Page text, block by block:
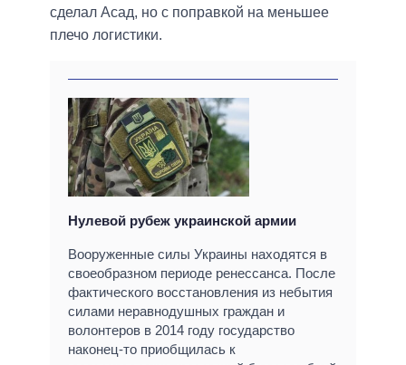
сделал Асад, но с поправкой на меньшее
плечо логистики.
Нулевой рубеж украинской армии
Вооруженные силы Украины находятся в
своеобразном периоде ренессанса. После
фактического восстановления из небытия
силами неравнодушных граждан и
волонтеров в 2014 году государство
наконец-то приобщилась к